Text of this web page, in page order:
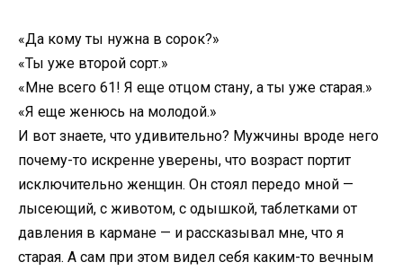
«Да кому ты нужна в сорок?»
«Ты уже второй сорт.»
«Мне всего 61! Я еще отцом стану, а ты уже старая.»
«Я еще женюсь на молодой.»
И вот знаете, что удивительно? Мужчины вроде него
почему-то искренне уверены, что возраст портит
исключительно женщин. Он стоял передо мной —
лысеющий, с животом, с одышкой, таблетками от
давления в кармане — и рассказывал мне, что я
старая. А сам при этом видел себя каким-то вечным